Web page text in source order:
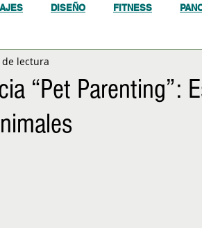
DISEÑO FITNESS
NIÑOS
“Pet Parenting”:
lectura